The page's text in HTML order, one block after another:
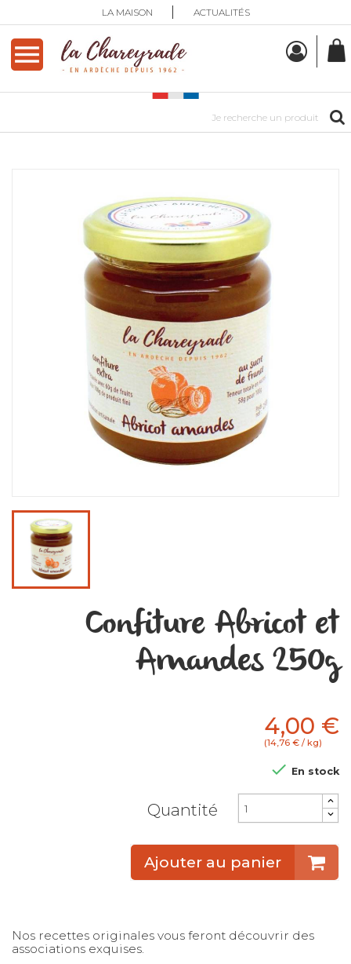
LA MAISON ACTUALITÉS

Confiture Abricot et
Amandes 250g
4,00 €
(14,76 € / kg)
 En stock
Quantité
Ajouter au panier
Nos recettes originales vous feront découvrir des
associations exquises.